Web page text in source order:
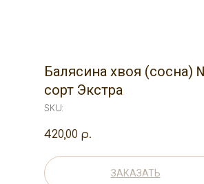
Балясина хвоя (сосна)
сорт Экстра
SKU:
420,00 р.
ЗАКАЗАТЬ